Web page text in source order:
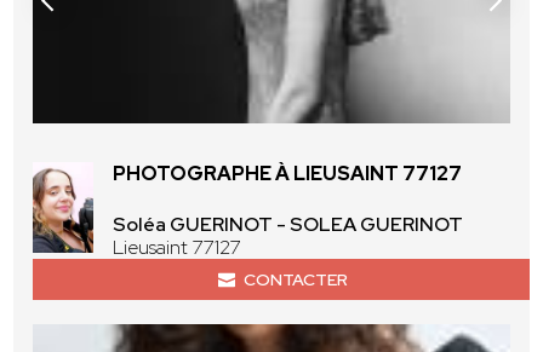
PHOTOGRAPHE À LIEUSAINT 77127
Soléa GUERINOT - SOLEA GUERINOT
Lieusaint 77127
CONTACTER